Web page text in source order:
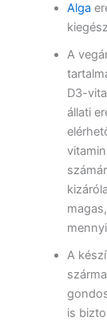
Alga
A
D3-
állati
A
is